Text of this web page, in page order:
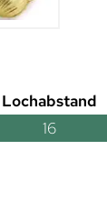
Lochabstand
16